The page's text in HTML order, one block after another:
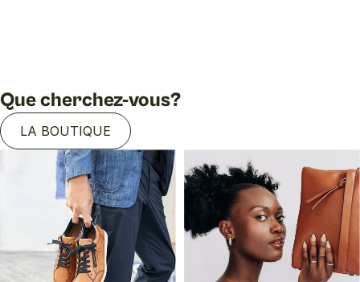
Que cherchez-vous?
LA BOUTIQUE